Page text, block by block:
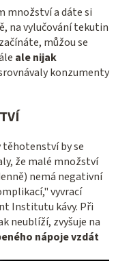
množství a dáte si
na vylučování tekutin
můžou se
ale nijak
konzumenty
těhotenství by se
že malé množství
nemá negativní
vyvrací
Institutu kávy. Při
neublíží, zvyšuje na
nápoje vzdát